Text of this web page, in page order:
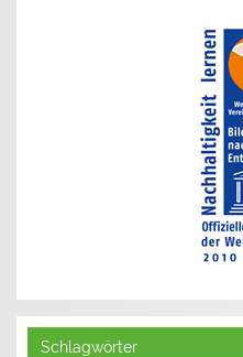
Schlagwörter